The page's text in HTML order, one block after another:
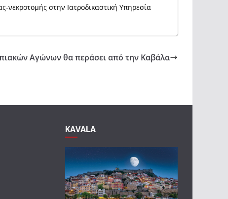
νεκροτομής στην Ιατροδικαστική Υπηρεσία
Αγώνων θα περάσει από την Καβάλα
KAVALA